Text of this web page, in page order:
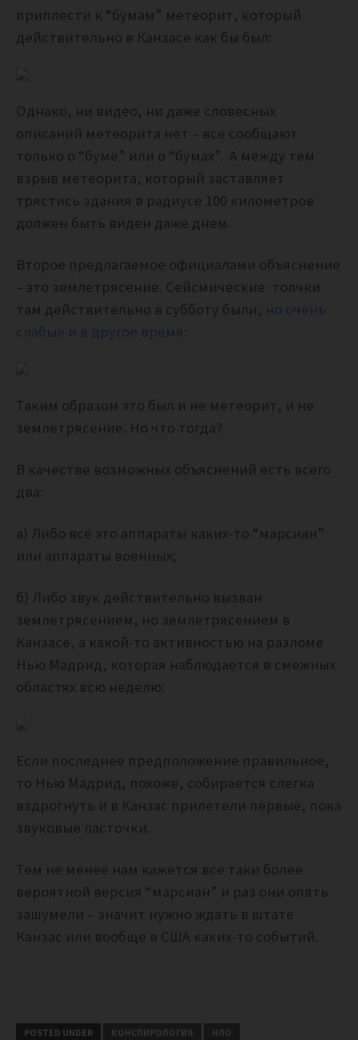
приплести к “бумам” метеорит, который
действительно в Канзасе как бы был:
Однако, ни видео, ни даже словесных
описаний метеорита нет – все сообщают
только о “буме” или о “бумах”. А между тем
взрыв метеорита, который заставляет
трястись здания в радиусе 100 километров
должен быть виден даже днем.
Второе предлагаемое официалами объяснение
– это землетрясение. Сейсмические толчки
там действительно в субботу были, но очень
слабые и в другое время:
Таким образом это был и не метеорит, и не
землетрясение. Но что тогда?
В качестве возможных объяснений есть всего
два:
а) Либо всё это аппараты каких-то “марсиан”
или аппараты военных;
б) Либо звук действительно вызван
землетрясением, но землетрясением в
Канзасе, а какой-то активностью на разломе
Нью Мадрид, которая наблюдается в смежных
областях всю неделю:
Если последнее предположение правильное,
то Нью Мадрид, похоже, собирается слегка
вздрогнуть и в Канзас прилетели первые, пока
звуковые ласточки.
Тем не менее нам кажется все таки более
вероятной версия “марсиан” и раз они опять
зашумели – значит нужно ждать в штате
Канзас или вообще в США каких-то событий.
POSTED UNDER КОНСПИРОЛОГИЯ НЛО